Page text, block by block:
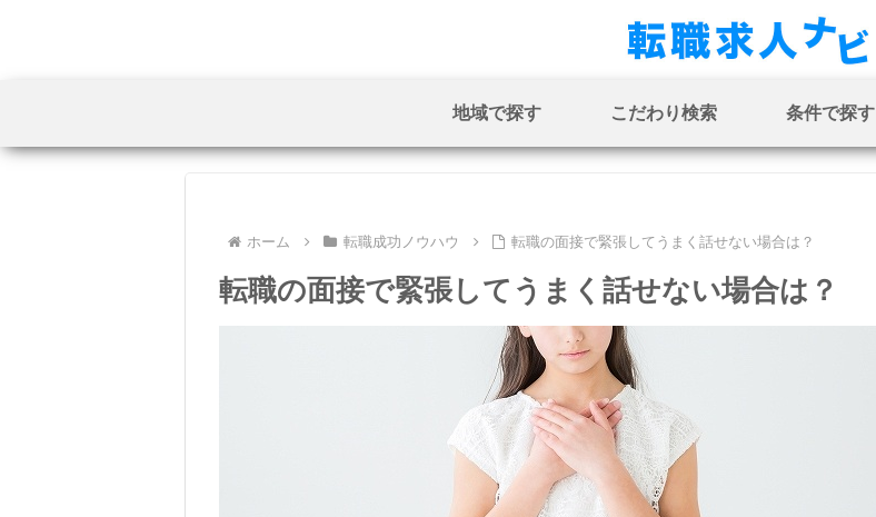
地域で探す こだわり検索 条件で探す
ホーム 転職成功ノウハウ 転職の面接で緊張してうまく話せない場合は？
転職の面接で緊張してうまく話せない場合は？